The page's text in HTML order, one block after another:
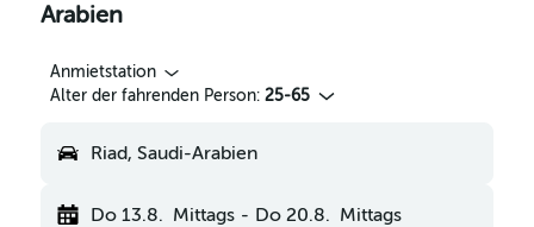
Arabien
Anmietstation
Alter der fahrenden Person: 25-65
Riad, Saudi-Arabien
Do 13.8. Mittags - Do 20.8. Mittags